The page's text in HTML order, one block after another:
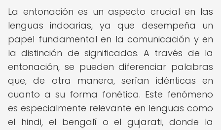
La entonación es un aspecto crucial en las
lenguas indoarias, ya que desempeña un
papel fundamental en la comunicación y en
la distinción de significados. A través de la
entonación, se pueden diferenciar palabras
que, de otra manera, serían idénticas en
cuanto a su forma fonética. Este fenómeno
es especialmente relevante en lenguas como
el hindi, el bengalí o el gujarati, donde la